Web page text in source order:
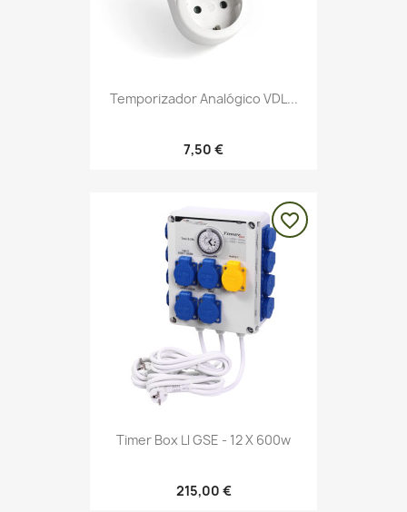
Temporizador Analógico VDL...
7,50 €
Timer Box Ll GSE - 12 X 600w
215,00 €
favorite_border